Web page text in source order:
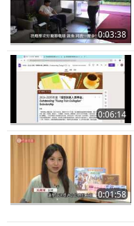
0:03:38
0:06:14
0:01:58